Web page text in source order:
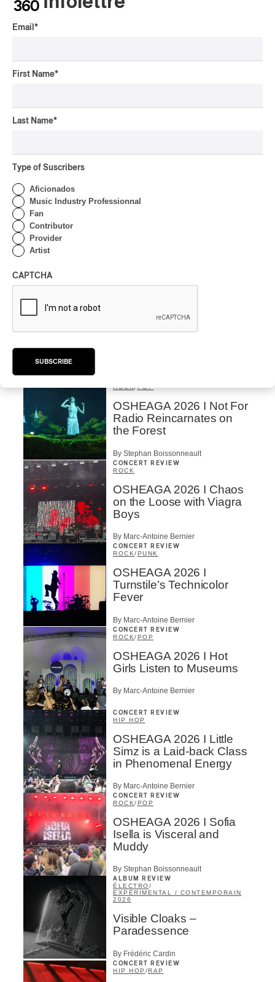
By Charly Blais
OSHEAGA 2026 | Lorde
By Stephan Boissonneault
By Stephan Boissonneault
OSHEAGA 2026 I Clipse
Drip with Swag on the
ROCK/POP
OSHEAGA 2026 I Not For
Radio Reincarnates on
the Forest
By Stephan Boissonneault
CONCERT REVIEW
ROCK
OSHEAGA 2026 I Chaos
on the Loose with Viagra
Boys
By Marc-Antoine Bernier
CONCERT REVIEW
ROCK/PUNK
OSHEAGA 2026 I
Turnstile’s Technicolor
Fever
By Marc-Antoine Bernier
CONCERT REVIEW
ROCK/POP
OSHEAGA 2026 I Hot
Girls Listen to Museums
By Marc-Antoine Bernier
CONCERT REVIEW
HIP HOP
OSHEAGA 2026 I Little
Simz is a Laid-back Class
in Phenomenal Energy
By Marc-Antoine Bernier
CONCERT REVIEW
ROCK/POP
OSHEAGA 2026 I Sofia
Isella is Visceral and
Muddy
By Stephan Boissonneault
ALBUM REVIEW
ÉLECTRO/
EXPÉRIMENTAL / CONTEMPORAIN
2026
Visible Cloaks –
Paradessence
By Frédéric Cardin
CONCERT REVIEW
HIP HOP /RAP
Email *
First Name*
Last Name*
Type of Suscribers
Aficionados
Music Industry Professionnal
Fan
Contributor
Provider
Artist
CAPTCHA
SUBSCRIBE